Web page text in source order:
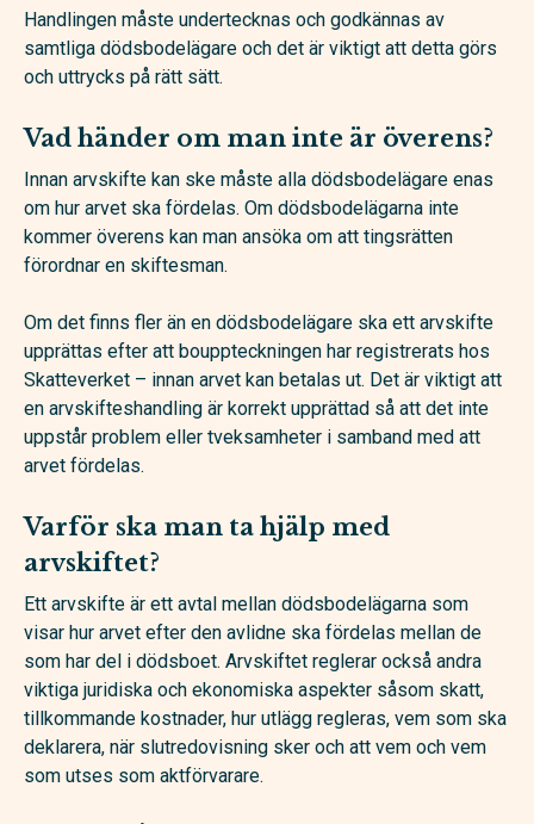
Handlingen måste undertecknas och godkännas av
samtliga dödsbodelägare och det är viktigt att detta görs
och uttrycks på rätt sätt.
Vad händer om man inte är överens?
Innan arvskifte kan ske måste alla dödsbodelägare enas
om hur arvet ska fördelas. Om dödsbodelägarna inte
kommer överens kan man ansöka om att tingsrätten
förordnar en skiftesman.
Om det finns fler än en dödsbodelägare ska ett arvskifte
upprättas efter att bouppteckningen har registrerats hos
Skatteverket – innan arvet kan betalas ut. Det är viktigt att
en arvskifteshandling är korrekt upprättad så att det inte
uppstår problem eller tveksamheter i samband med att
arvet fördelas.
Varför ska man ta hjälp med
arvskiftet?
Ett arvskifte är ett avtal mellan dödsbodelägarna som
visar hur arvet efter den avlidne ska fördelas mellan de
som har del i dödsboet. Arvskiftet reglerar också andra
viktiga juridiska och ekonomiska aspekter såsom skatt,
tillkommande kostnader, hur utlägg regleras, vem som ska
deklarera, när slutredovisning sker och att vem och vem
som utses som aktförvarare.